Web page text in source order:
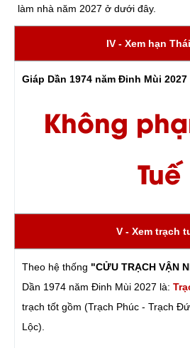
làm nhà năm 2027 ở dưới đây.
IV - Xem hạn
Giáp Dần 1974 năm Đinh Mùi 2027
Không
Tuế
V - Xem trạch
Theo hệ thống "CỬU TRẠCH VẬN
Dần 1974 năm Đinh Mùi 2027 là:
trạch tốt gồm (Trạch Phúc - Trạch
Lộc).